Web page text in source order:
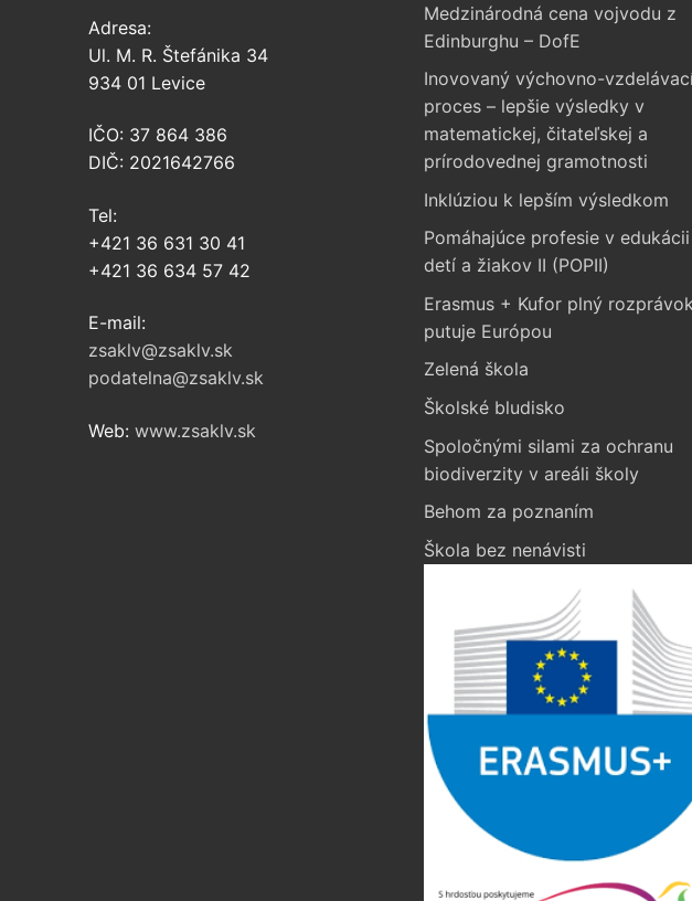
Adresa:
Ul. M. R. Štefánika 34
934 01 Levice
IČO: 37 864 386
DIČ: 2021642766
Tel:
+421 36 631 30 41
+421 36 634 57 42
E-mail:
zsaklv@zsaklv.sk
podatelna@zsaklv.sk
Web: www.zsaklv.sk
Medzinárodná cena vojvodu z
Edinburghu – DofE
Inovovaný výchovno-
proces – lepšie výsledky v
matematickej, čitateľskej a
prírodovednej gramotnosti
Inklúziou k lepším výsledkom
Pomáhajúce profesie v edukácii
detí a žiakov II (POPII)
Erasmus + Kufor plný rozprávok
putuje Európou
Zelená škola
Školské bludisko
Spoločnými silami za ochranu
biodiverzity v areáli školy
Behom za poznaním
Škola bez nenávisti